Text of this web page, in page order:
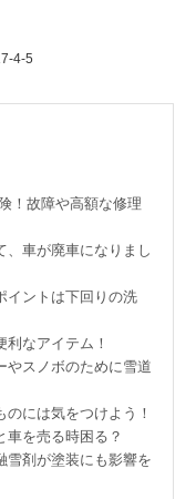
4-5
！故障や高額な修理
、車が廃車になりまし
イントは下回りの洗
なアイテム！
やスノボのために雪道
には気をつけよう！
車を売る時困る？
雪剤が塗装にも影響を